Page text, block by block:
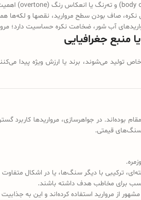
صاف بودن سطح مروارید، نقص­ها و لکه‌ها همه
آب شور، ضخامت نکره حساسیت دارد؛
می‌شوند، برند یا ارزش ویژه پیدا
بوده‌اند. در جواهرسازی، مرواریدها کاربرد
سنگ‌های قیمتی.
ترکیبی با دیگر سنگ‌ها، یا در اشکال متفاوت
برای مخاطب هدف داشته باشند.
از مروارید استفاده کرده‌اند و این به